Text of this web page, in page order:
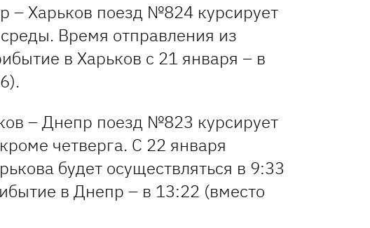
– Харьков поезд №824 курсирует
Время отправления из
в Харьков с 21 января – в
– Днепр поезд №823 курсирует
четверга. С 22 января
будет осуществляться в 9:33
в Днепр – в 13:22 (вместо